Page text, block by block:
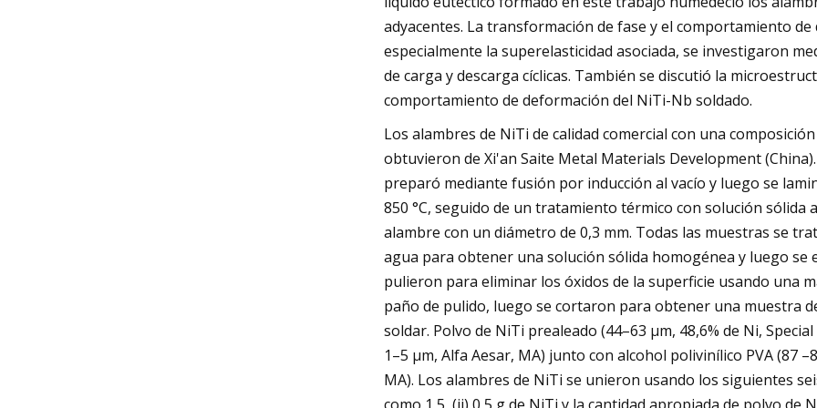
adyacentes. La transformación de fase y el comportamiento
especialmente la superelasticidad asociada, se investigaron
de carga y descarga cíclicas. También se discutió la
comportamiento de deformación del NiTi-Nb soldado.
Los alambres de NiTi de calidad comercial con una
obtuvieron de Xi'an Saite Metal Materials Development
preparó mediante fusión por inducción al vacío y luego se
850 °C, seguido de un tratamiento térmico con solución sólida
alambre con un diámetro de 0,3 mm. Todas las muestras se
agua para obtener una solución sólida homogénea y luego se
pulieron para eliminar los óxidos de la superficie usando una
paño de pulido, luego se cortaron para obtener una muestra
soldar. Polvo de NiTi prealeado (44–63 μm, 48,6% de Ni,
1–5 μm, Alfa Aesar, MA) junto con alcohol polivinílico PVA (87
MA). Los alambres de NiTi se unieron usando los siguientes